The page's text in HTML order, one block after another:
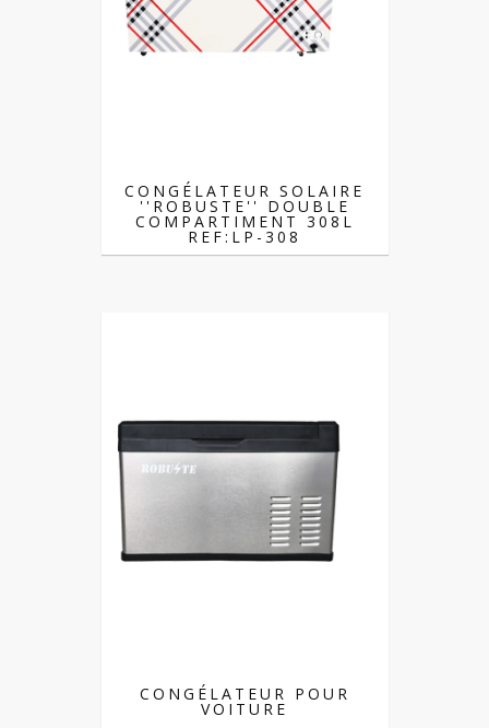
CONGÉLATEUR SOLAIRE
''ROBUSTE'' DOUBLE
COMPARTIMENT 308L
REF:LP-308
CONGÉLATEUR POUR
VOITURE